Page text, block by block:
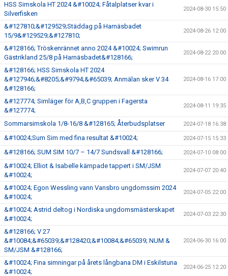
HSS Simskola HT 2024 &#10024; Fåtalplatser kvar i
Silverfisken
2024-08-30 15:50
&#127810;&#129529;Städdag på Harnäsbadet
15/9&#129529;&#127810;
2024-08-26 12:00
&#128166; Tröskenrännet anno 2024 &#10024; Swimrun
Gästrikland 25/8 på Harnäsbadet&#128166;
2024-08-22 20:00
&#128166; HSS Simskola HT 2024
&#127946;&#8205;&#9794;&#65039; Anmälan sker V 34
&#128166;
2024-08-16 17:00
&#127774; Simläger för A,B,C gruppen i Fagersta
&#127774;
2024-08-11 19:35
Sommarsimskola 1/8-16/8 &#128165; Återbudsplatser 2024-07-18 16:38
&#10024;Sum Sim med fina resultat &#10024; 2024-07-15 15:33
&#128166; SUM SIM 10/7 – 14/7 Sundsvall &#128166; 2024-07-10 08:00
&#10024; Elliot & Isabelle kämpade tappert i SM/JSM
&#10024;
2024-07-07 20:40
&#10024; Egon Wessling vann Vansbro ungdomssim 2024
&#10024;
2024-07-05 22:00
&#10024; Astrid deltog i Nordiska ungdomsmästerskapet
&#10024;
2024-07-03 22:30
&#128166; V 27
&#10084;&#65039;&#128420;&#10084;&#65039; NUM &
SM/JSM &#128166;
2024-06-30 16:00
&#10024; Fina simningar på årets långbana DM i Eskilstuna
&#10024;
2024-06-25 12:20